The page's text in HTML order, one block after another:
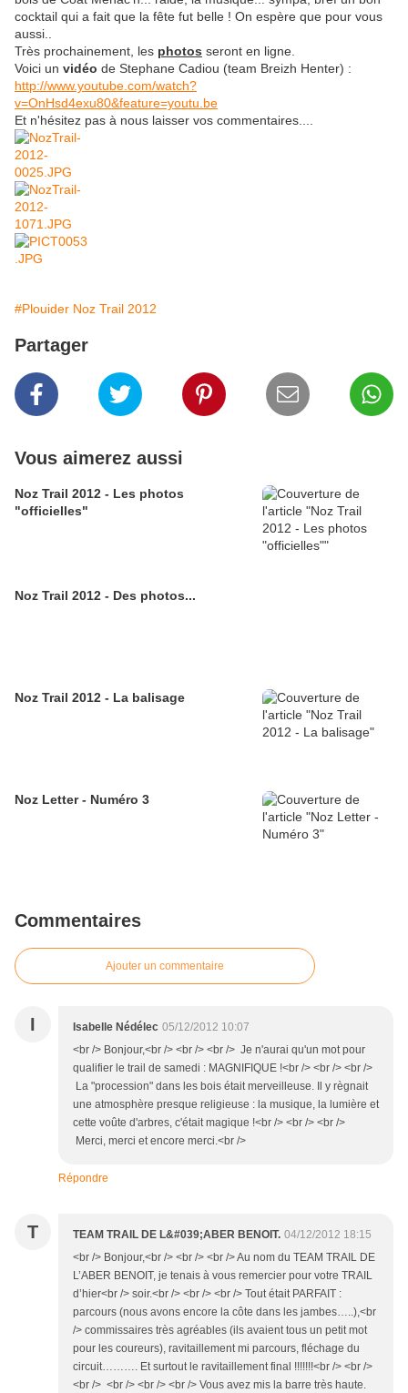
cocktail qui a fait que la fête fut belle ! On espère que pour vous
aussi..
Très prochainement, les photos seront en ligne.
Voici un vidéo de Stephane Cadiou (team Breizh Henter) :
http://www.youtube.com/watch?
v=OnHsd4exu80&feature=youtu.be
Et n'hésitez pas à nous laisser vos commentaires....
#Plouider Noz Trail 2012
Partager
Vous aimerez aussi
Noz Trail 2012 - Les photos
"officielles"
Noz Trail 2012 - Des photos...
Noz Trail 2012 - La balisage
Noz Letter - Numéro 3
Commentaires
Ajouter un commentaire
I Isabelle Nédélec 05/12/2012 10:07
<br /> Bonjour,<br /> <br /> <br /> Je n'aurai qu'un mot pour
qualifier le trail de samedi : MAGNIFIQUE !<br /> <br /> <br />
La "procession" dans les bois était merveilleuse. Il y règnait
une atmosphère presque religieuse : la musique, la lumière et
cette voûte d'arbres, c'était magique !<br /> <br /> <br />
Merci, merci et encore merci.<br />
Répondre
T TEAM TRAIL DE L&#039;ABER BENOIT. 04/12/2012 18:15
<br /> Bonjour,<br /> <br /> <br /> Au nom du TEAM TRAIL DE
L’ABER BENOIT, je tenais à vous remercier pour votre TRAIL
d’hier<br /> soir.<br /> <br /> <br /> Tout était PARFAIT :
parcours (nous avons encore la côte dans les jambes…..),<br
/> commissaires très agréables (ils avaient tous un petit mot
pour les coureurs), ravitaillement mi parcours, fléchage du
circuit………. Et surtout le ravitaillement final !!!!!!!<br /> <br />
<br /> <br /> <br /> <br /> Vous avez mis la barre très haute.